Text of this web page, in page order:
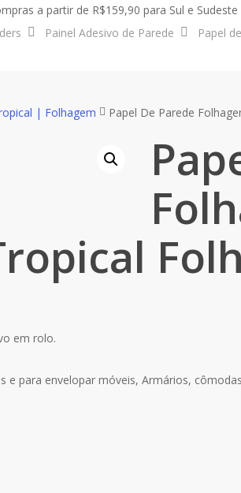
a partir de R$159,90 para Sul e Sudeste
Painel Adesivo de Parede Papel
| Folhagem Papel De Parede
em rolo.
e para envelopar móveis, Armários,